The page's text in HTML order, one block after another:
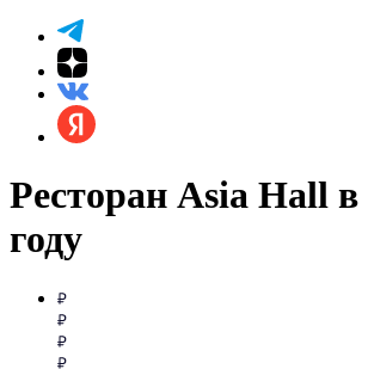
Ресторан Asia Hall в
году